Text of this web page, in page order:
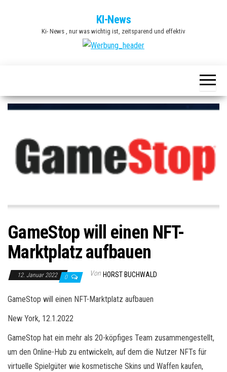
KI-News
Ki- News , nur was wichtig ist, zeitsparend und effektiv
GameStop will einen NFT-
Marktplatz aufbauen
12. Januar 2022 0 Von HORST BUCHWALD
GameStop will einen NFT-Marktplatz aufbauen
New York, 12.1.2022
GameStop hat ein mehr als 20-köpfiges Team zusammengestellt,
um den Online-Hub zu entwickeln, auf dem die Nutzer NFTs für
virtuelle Spielgüter wie kosmetische Skins und Waffen kaufen,